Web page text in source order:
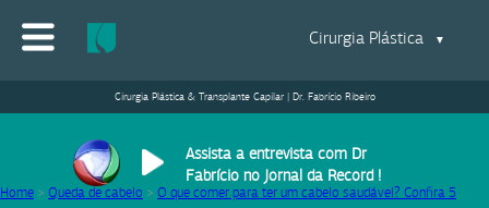
Cirurgia Plástica ▼
Cirurgia Plástica & Transplante Capilar | Dr. Fabrício Ribeiro
Assista a entrevista com Dr
Fabrício no Jornal da Record !
Home > Queda de cabelo > O que comer para ter um cabelo saudável? Confira 5